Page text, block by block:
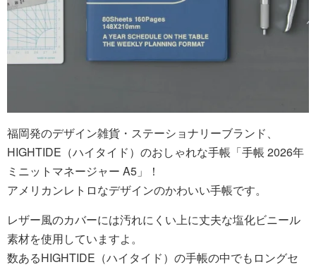
福岡発のデザイン雑貨・ステーショナリーブランド、
HIGHTIDE（ハイタイド）のおしゃれな手帳「手帳 2026年
ミニットマネージャー A5」！
アメリカンレトロなデザインのかわいい手帳です。
レザー風のカバーには汚れにくい上に丈夫な塩化ビニール
素材を使用していますよ。
数あるHIGHTIDE（ハイタイド）の手帳の中でもロングセ